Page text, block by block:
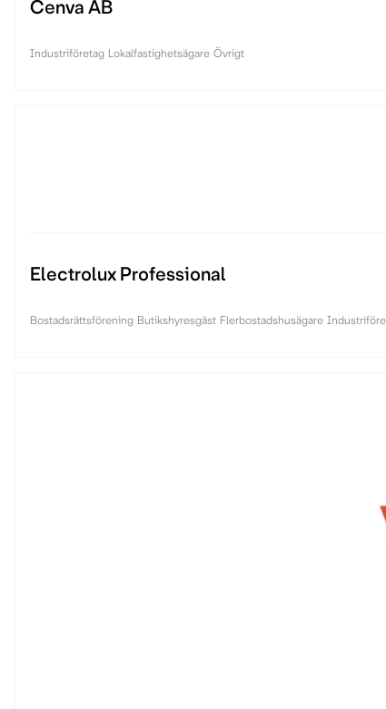
Cenva AB
Industriföretag Lokalfastighetsägare Övrigt
Electrolux Professional
Bostadsrättsförening Butikshyresgäst Flerbostadshusägare